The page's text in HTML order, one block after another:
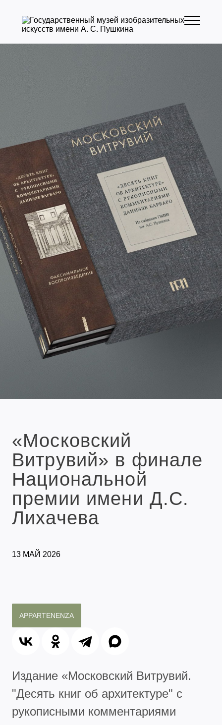
«Московский
Витрувий» в финале
Национальной
премии имени Д.С.
Лихачева
13 МАЙ 2026
APPARTENENZA
Издание «Московский Витрувий.
"Десять книг об архитектуре" с
рукописными комментариями